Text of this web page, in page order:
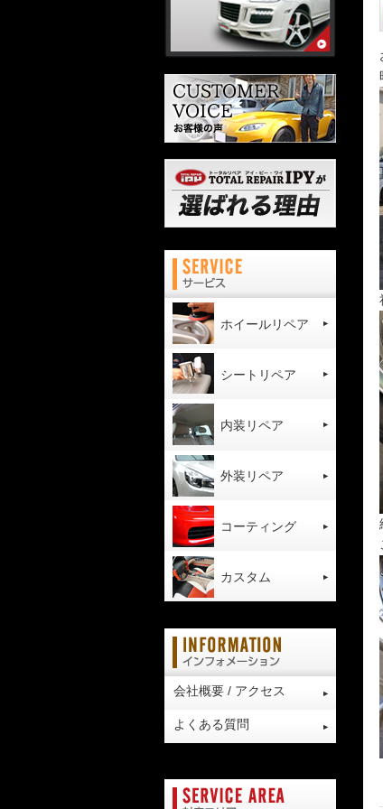
ホイールリペア
シートリペア
内装リペア
外装リペア
コーティング
カスタム
会社概要 / アクセス
よくある質問